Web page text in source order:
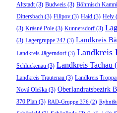
Altstadt (3) Budweis (3) Böhmisch
Dittersbach (3) Filipov (3) Haid (3) Hely
(3) Krásné Pole (3) Kunnersdorf (3)
(3) Lagergruppe 242 (3) Landkreis
Landkreis Jägerndorf (3) Landkreis
Schluckenau (3) Landkreis Tachau
Landkreis Trautenau (3) Landkreis
Nová Oleška (3) Oberlandratsbezirk
370 Plan (3) RAD-Gruppe 376 (2)